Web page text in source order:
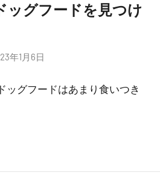
ッグフードを見つけ
年1月6日
ッグフードはあまり食いつき